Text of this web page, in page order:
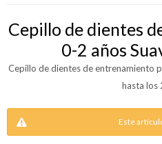
Cepillo de dientes
0-2 años
Cepillo de dientes de entrenamiento
hasta los
Este